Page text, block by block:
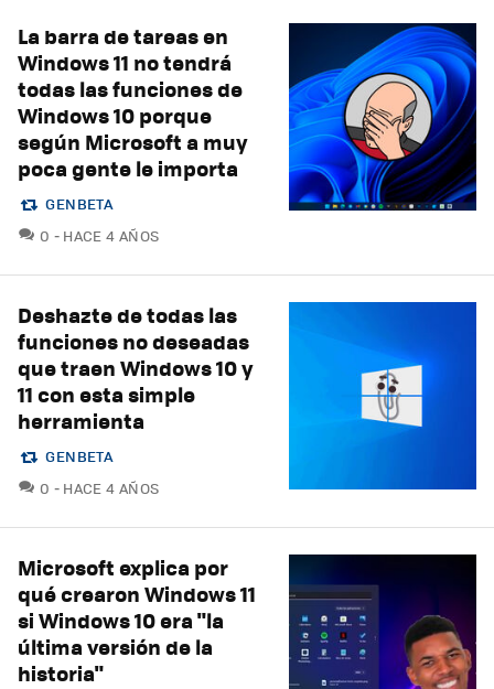
La barra de tareas en
Windows 11 no tendrá
todas las funciones de
Windows 10 porque
según Microsoft a muy
poca gente le importa
GENBETA
0 COMENTARIOS
HACE 4 AÑOS
Deshazte de todas las
funciones no deseadas
que traen Windows 10 y
11 con esta simple
herramienta
GENBETA
0 COMENTARIOS
HACE 4 AÑOS
Microsoft explica por
qué crearon Windows 11
si Windows 10 era "la
última versión de la
historia"